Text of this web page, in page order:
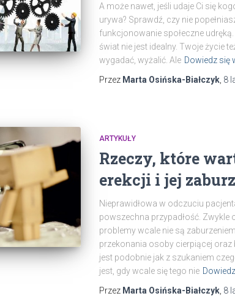
A może nawet, jeśli udaje Ci się
urywa? Sprawdź, czy nie
funkcjonowanie społeczne
świat nie jest idealny. Twoje życie
wygadać, wyżalić. Ale Dowiedz się
Przez Marta Osińska-Białczyk 8
ARTYKUŁY
Rzeczy, które
erekcji i jej
Nieprawidłowa w odczuciu
powszechna przypadłość. Zwykle
problemy wcale nie są
przekonania osoby cierpiącej oraz
jest podobnie jak z szukaniem
jest, gdy wcale się tego nie
Przez Marta Osińska-Białczyk 8